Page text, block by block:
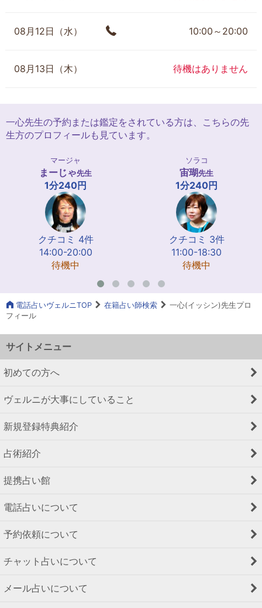
08月12日（水） 10:00～20:00
08月13日（木） 待機はありません
一心先生の予約または鑑定をされている方は、こちらの先
生方のプロフィールも見ています。
マージャ
まーじゃ先生
1分240円
クチコミ 4件
14:00-20:00
待機中
ソラコ
宙瑚先生
1分240円
クチコミ 3件
11:00-18:30
待機中
電話占いヴェルニTOP 在籍占い師検索
一心(イッシン)先生プロ
フィール
サイトメニュー
初めての方へ
ヴェルニが大事にしていること
新規登録特典紹介
占術紹介
提携占い館
電話占いについて
予約依頼について
チャット占いについて
メール占いについて